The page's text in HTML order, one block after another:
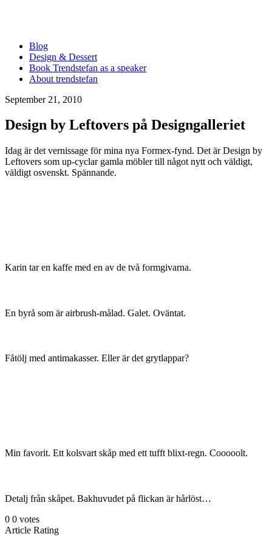
Blog
Design & Dessert
Book Trendstefan as a speaker
About trendstefan
September 21, 2010
Design by Leftovers på Designgalleriet
Idag är det vernissage för mina nya Formex-fynd. Det är Design by
Leftovers som up-cyclar gamla möbler till något nytt och väldigt,
väldigt osvenskt. Spännande.
Karin tar en kaffe med en av de två formgivarna.
En byrå som är airbrush-målad. Galet. Oväntat.
Fåtölj med antimakasser. Eller är det grytlappar?
Min favorit. Ett kolsvart skåp med ett tufft blixt-regn. Cooooolt.
Detalj från skåpet. Bakhuvudet på flickan är hårlöst…
0 0 votes
Article Rating